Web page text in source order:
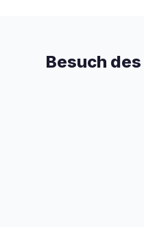
Besuch